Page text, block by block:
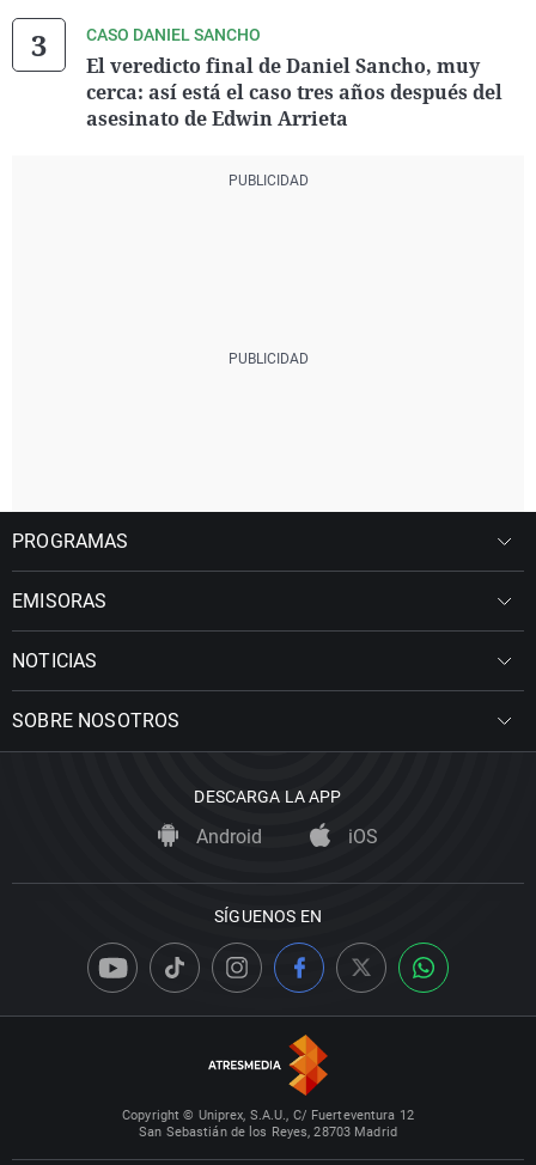
CASO DANIEL SANCHO
El veredicto final de Daniel Sancho, muy
cerca: así está el caso tres años después del
asesinato de Edwin Arrieta
PROGRAMAS
EMISORAS
NOTICIAS
SOBRE NOSOTROS
DESCARGA LA APP
Android iOS
SÍGUENOS EN
Copyright © Uniprex, S.A.U., C/ Fuerteventura 12
San Sebastián de los Reyes, 28703 Madrid